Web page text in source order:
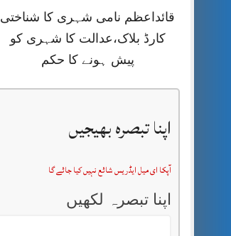
قائداعظم نامی شہری کا شناختی
کارڈ بلاک،عدالت کا شہری کو
پیش ہونے کا حکم
اپنا تبصرہ بھیجیں
آپکا ای میل ایڈریس شائع نہیں کیا جائے گا
اپنا تبصرہ لکھیں